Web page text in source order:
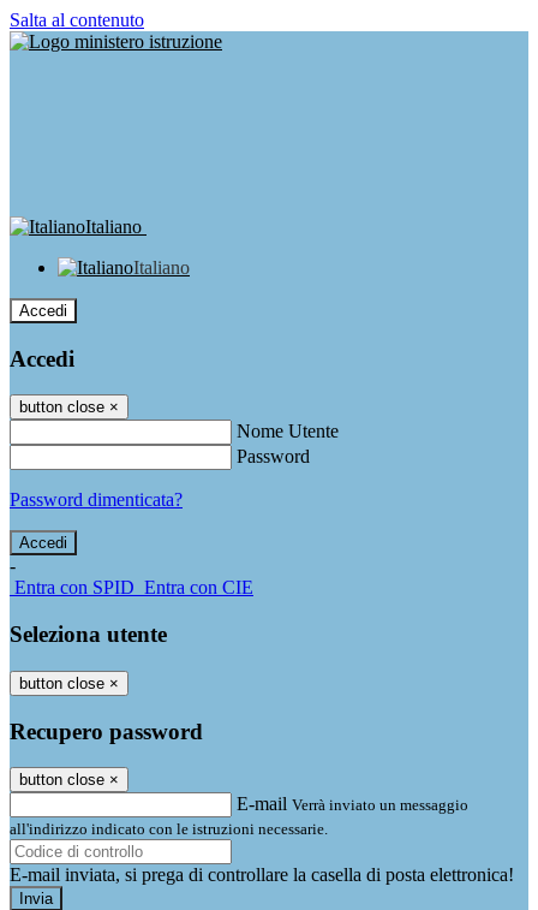
Salta al contenuto
Italiano
Italiano
Accedi
Accedi
button close ×
Nome Utente
Password
Password dimenticata?
-
Entra con SPID Entra con CIE
Seleziona utente
button close ×
Recupero password
button close ×
E-mail Verrà inviato un messaggio
all'indirizzo indicato con le istruzioni necessarie.
E-mail inviata, si prega di controllare la casella di posta elettronica!